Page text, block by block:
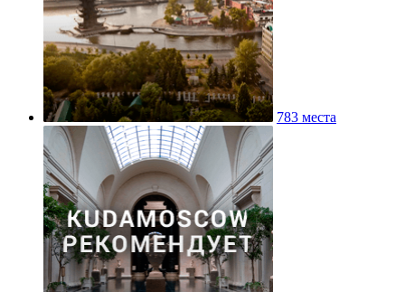
783 места